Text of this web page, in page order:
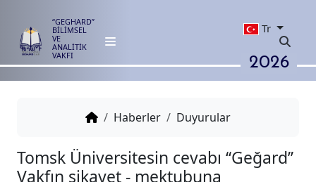
“GEGHARD”
BİLİMSEL
VE
ANALİTİK
VAKFI
Tr
2026
Haberler Duyurular